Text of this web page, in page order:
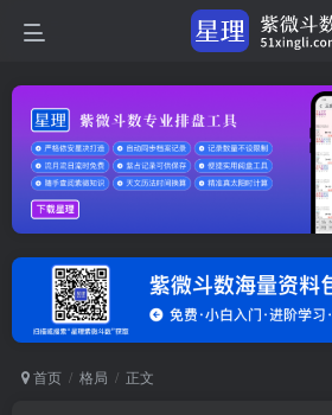
首页 格局 正文